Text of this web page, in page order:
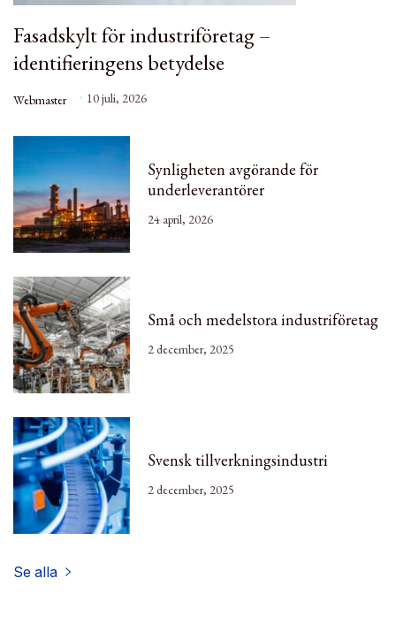
Fasadskylt för industriföretag –
identifieringens betydelse
Webmaster 10 juli, 2026
Synligheten avgörande för
underleverantörer
24 april, 2026
Små och medelstora industriföretag
2 december, 2025
Svensk tillverkningsindustri
2 december, 2025
Se alla